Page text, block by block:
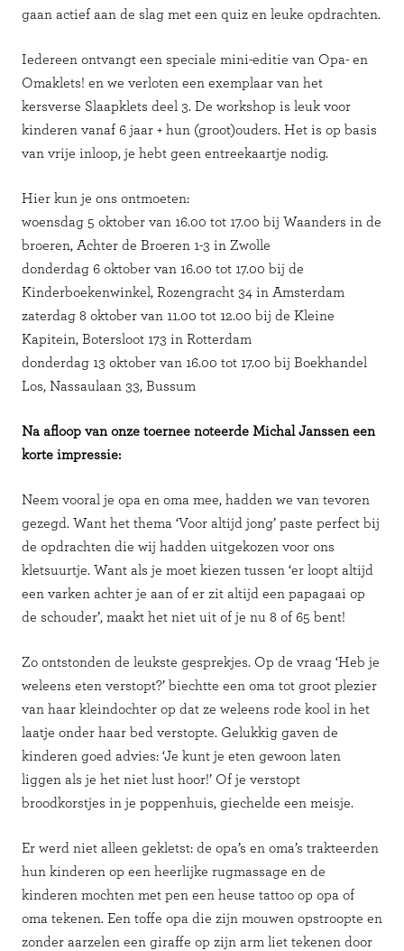
gaan actief aan de slag met een quiz en leuke opdrachten.
Iedereen ontvangt een speciale mini-editie van Opa- en
Omaklets! en we verloten een exemplaar van het
kersverse Slaapklets deel 3. De workshop is leuk voor
kinderen vanaf 6 jaar + hun (groot)ouders. Het is op basis
van vrije inloop, je hebt geen entreekaartje nodig.
Hier kun je ons ontmoeten:
woensdag 5 oktober van 16.00 tot 17.00 bij Waanders in de
broeren, Achter de Broeren 1-3 in Zwolle
donderdag 6 oktober van 16.00 tot 17.00 bij de
Kinderboekenwinkel, Rozengracht 34 in Amsterdam
zaterdag 8 oktober van 11.00 tot 12.00 bij de Kleine
Kapitein, Botersloot 173 in Rotterdam
donderdag 13 oktober van 16.00 tot 17.00 bij Boekhandel
Los, Nassaulaan 33, Bussum
Na afloop van onze toernee noteerde Michal Janssen een
korte impressie:
Neem vooral je opa en oma mee, hadden we van tevoren
gezegd. Want het thema ‘Voor altijd jong’ paste perfect bij
de opdrachten die wij hadden uitgekozen voor ons
kletsuurtje. Want als je moet kiezen tussen ‘er loopt altijd
een varken achter je aan of er zit altijd een papagaai op
de schouder’, maakt het niet uit of je nu 8 of 65 bent!
Zo ontstonden de leukste gesprekjes. Op de vraag ‘Heb je
weleens eten verstopt?’ biechtte een oma tot groot plezier
van haar kleindochter op dat ze weleens rode kool in het
laatje onder haar bed verstopte. Gelukkig gaven de
kinderen goed advies: ‘Je kunt je eten gewoon laten
liggen als je het niet lust hoor!’ Of je verstopt
broodkorstjes in je poppenhuis, giechelde een meisje.
Er werd niet alleen gekletst: de opa’s en oma’s trakteerden
hun kinderen op een heerlijke rugmassage en de
kinderen mochten met pen een heuse tattoo op opa of
oma tekenen. Een toffe opa die zijn mouwen opstroopte en
zonder aarzelen een giraffe op zijn arm liet tekenen door